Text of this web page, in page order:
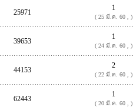
25971
1
( 25 มี.ค. 60 , )
39653
1
( 24 มี.ค. 60 , )
44153
2
( 22 มี.ค. 60 , )
62443
1
( 20 มี.ค. 60 , )